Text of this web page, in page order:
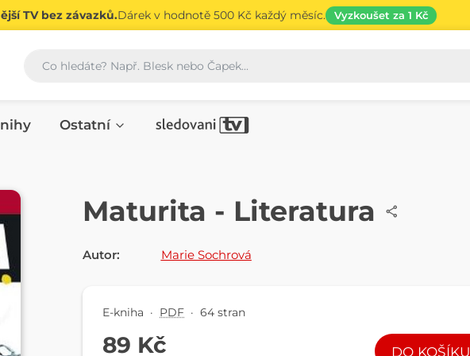
TV bez závazků.Dárek v hodnotě 500 Kč každý měsíc. Vyzkoušet za 1 Kč
Vyhledávání
Ostatní
E-KNIHA
Maturita - Literatura
Autor: Marie Sochrová
E-kniha · PDF · 64 stran
89 Kč DO KOŠÍKU